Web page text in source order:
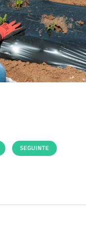
SEGUINTE